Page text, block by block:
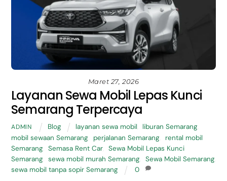
Maret 27, 2026
Layanan Sewa Mobil Lepas Kunci
Semarang Terpercaya
ADMIN Blog layanan sewa mobil liburan Semarang
mobil sewaan Semarang
perjalanan Semarang
rental mobil
Semarang
Semasa Rent Car
Sewa Mobil Lepas Kunci
Semarang
sewa mobil murah Semarang Sewa Mobil Semarang,
sewa mobil tanpa sopir Semarang
0